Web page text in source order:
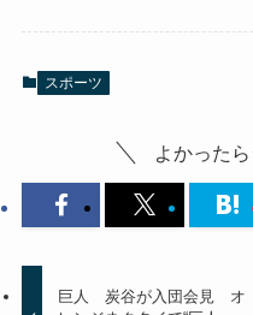
スポーツ
よかった
巨人 炭谷が入団会見 オ